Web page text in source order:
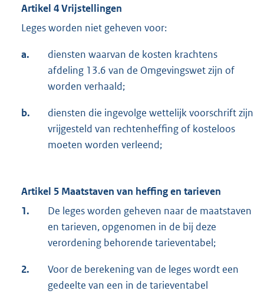
Artikel 4 Vrijstellingen
Leges worden niet geheven voor:
a.
diensten waarvan de kosten krachtens
afdeling 13.6 van de Omgevingswet zijn of
worden verhaald;
b.
diensten die ingevolge wettelijk voorschrift zijn
vrijgesteld van rechtenheffing of kosteloos
moeten worden verleend;
Artikel 5 Maatstaven van heffing en tarieven
1.
De leges worden geheven naar de maatstaven
en tarieven, opgenomen in de bij deze
verordening behorende tarieventabel;
2.
Voor de berekening van de leges wordt een
gedeelte van een in de tarieventabel